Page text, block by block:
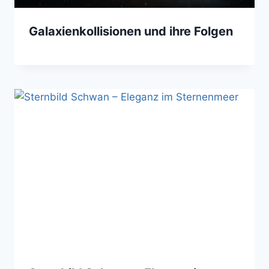
Galaxienkollisionen und ihre Folgen